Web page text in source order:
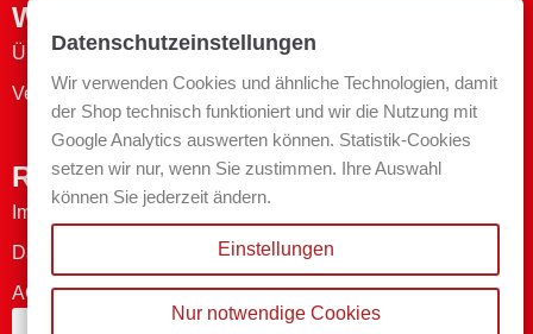
Wichtige Links
Über uns
Versand- & Zahlungsmethoden
Rechtliches
Impressum
Datenschutzerklärung
AGB
Datenschutzeinstellungen
Wir verwenden Cookies und ähnliche Technologien, damit
der Shop technisch funktioniert und wir die Nutzung mit
Google Analytics auswerten können. Statistik-Cookies
setzen wir nur, wenn Sie zustimmen. Ihre Auswahl
können Sie jederzeit ändern.
Einstellungen
Nur notwendige Cookies